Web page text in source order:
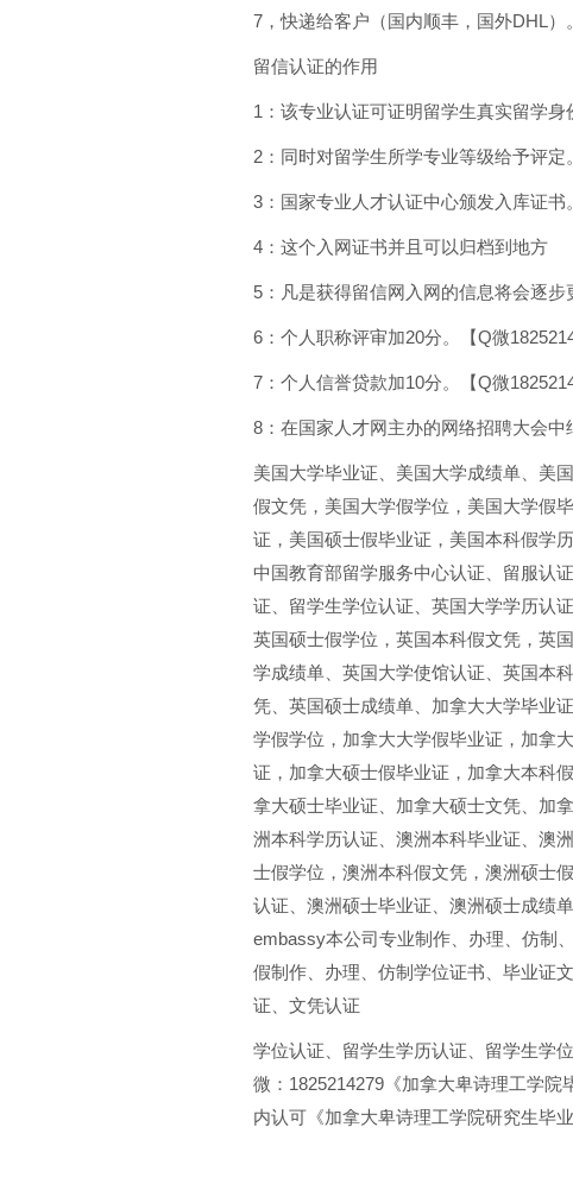
7，快递给客户（国内顺丰，国外DHL）
留信认证的作用
1：该专业认证可证明留学生真实留学身
2：同时对留学生所学专业等级给予评定。
3：国家专业人才认证中心颁发入库证书
4：这个入网证书并且可以归档到地方
5：凡是获得留信网入网的信息将会逐
6：个人职称评审加20分。【Q微
7：个人信誉贷款加10分。【Q微
8：在国家人才网主办的网络招聘大会中
美国大学毕业证、美国大学成绩单、美
假文凭，美国大学假学位，美国大学假
证，美国硕士假毕业证，美国本科假学
中国教育部留学服务中心认证、留服认
证、留学生学位认证、英国大学学历认
英国硕士假学位，英国本科假文凭，英
学成绩单、英国大学使馆认证、英国本
凭、英国硕士成绩单、加拿大大学毕业
学假学位，加拿大大学假毕业证，加拿
证，加拿大硕士假毕业证，加拿大本科
拿大硕士毕业证、加拿大硕士文凭、加
洲本科学历认证、澳洲本科毕业证、澳
士假学位，澳洲本科假文凭，澳洲硕士
认证、澳洲硕士毕业证、澳洲硕士成绩
embassy本公司专业制作、办理、仿制
假制作、办理、仿制学位证书、毕业证
证、文凭认证
学位认证、留学生学历认证、留学生学
微：1825214279《加拿大卑诗理工学
内认可《加拿大卑诗理工学院研究生毕